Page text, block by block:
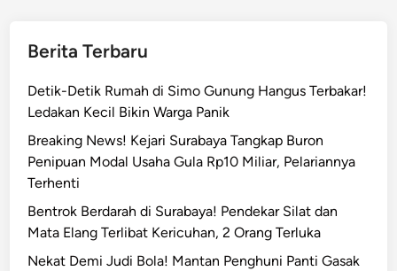
Berita Terbaru
Detik-Detik Rumah di Simo Gunung Hangus Terbakar!
Ledakan Kecil Bikin Warga Panik
Breaking News! Kejari Surabaya Tangkap Buron
Penipuan Modal Usaha Gula Rp10 Miliar, Pelariannya
Terhenti
Bentrok Berdarah di Surabaya! Pendekar Silat dan
Mata Elang Terlibat Kericuhan, 2 Orang Terluka
Nekat Demi Judi Bola! Mantan Penghuni Panti Gasak